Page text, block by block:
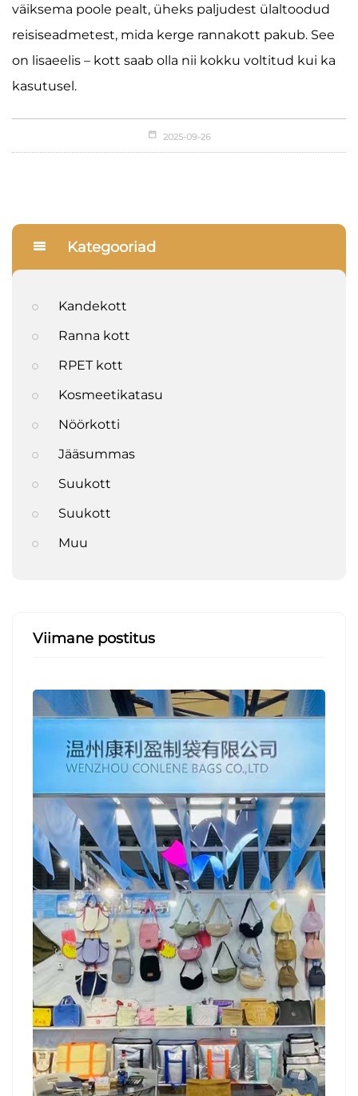
Kategooriad
Kandekott
Ranna kott
RPET kott
Kosmeetikatasu
Nöörkotti
Jääsummas
Suukott
Suukott
Muu
Viimane postitus
väiksema poole pealt, üheks paljudest ülaltoodud
reisiseadmetest, mida kerge rannakott pakub. See
on lisaeelis – kott saab olla nii kokku voltitud kui ka
kasutusel.
2025-09-26